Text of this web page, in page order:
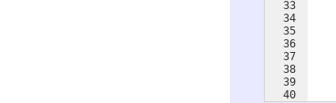
33
34
35
36
37
38
39
40